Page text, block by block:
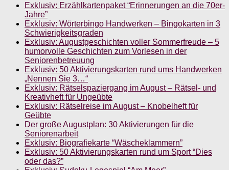
Exklusiv: Erzählkartenpaket “Erinnerungen an die 70er-
Jahre”
Exklusiv: Wörterbingo Handwerken – Bingokarten in 3
Schwierigkeitsgraden
Exklusiv: Augustgeschichten voller Sommerfreude – 5
humorvolle Geschichten zum Vorlesen in der
Seniorenbetreuung
Exklusiv: 50 Aktivierungskarten rund ums Handwerken
„Nennen Sie 3…“
Exklusiv: Rätselspaziergang im August – Rätsel- und
Kreativheft für Ungeübte
Exklusiv: Rätselreise im August – Knobelheft für
Geübte
Der große Augustplan: 30 Aktivierungen für die
Seniorenarbeit
Exklusiv: Biografiekarte “Wäscheklammern”
Exklusiv: 50 Aktivierungskarten rund um Sport “Dies
oder das?”